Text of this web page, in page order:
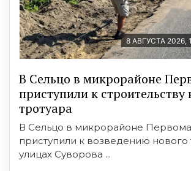
8 АВГУСТА 2026,
В Сельцо в микрорайоне
приступили к строительству
тротуара
В Сельцо в микрорайоне
приступили к возведению нового
улицах Суворова ...